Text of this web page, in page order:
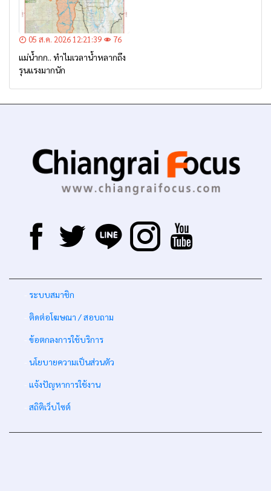
05 ส.ค. 2026 12:21:39 76
แม่น้ำกก.. ทำไมเวลาน้ำหลากถึง
รุนแรงมากนัก
ระบบสมาชิก
ติดต่อโฆษณา / สอบถาม
ข้อตกลงการใช้บริการ
นโยบายความเป็นส่วนตัว
แจ้งปัญหาการใช้งาน
สถิติเว็บไซต์